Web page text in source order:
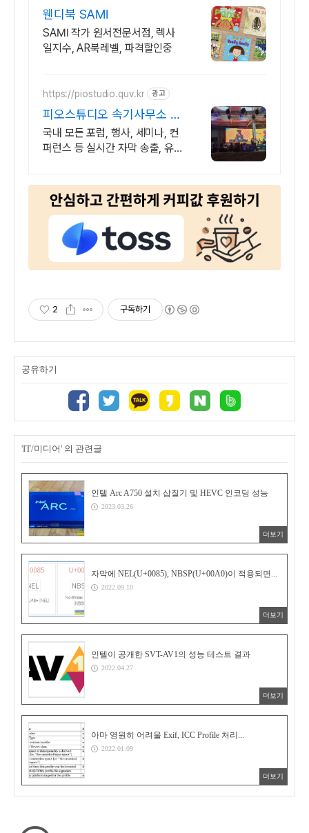
웬디북 SAMI
SAMI 작가 원서전문서점, 렉사
일지수, AR북레벨, 파격할인중
https://piostudio.quv.kr 광고
피오스튜디오 속기사무소 실
시간 자막송출 전문업체
국내 모든 포럼, 행사, 세미나, 컨
퍼런스 등 실시간 자막 송출, 유튜
2 구독하기
공유하기
'IT/미디어' 의 관련글
인텔 Arc A750 설치 삽질기 및 HEVC 인코딩 성능
2023.03.26
더보기
자막에 NEL(U+0085), NBSP(U+00A0)이 적용되면...
2022.09.10
더보기
인텔이 공개한 SVT-AV1의 성능 테스트 결과
2022.04.27
더보기
아마 영원히 어려울 Exif, ICC Profile 처리...
2022.01.09
더보기